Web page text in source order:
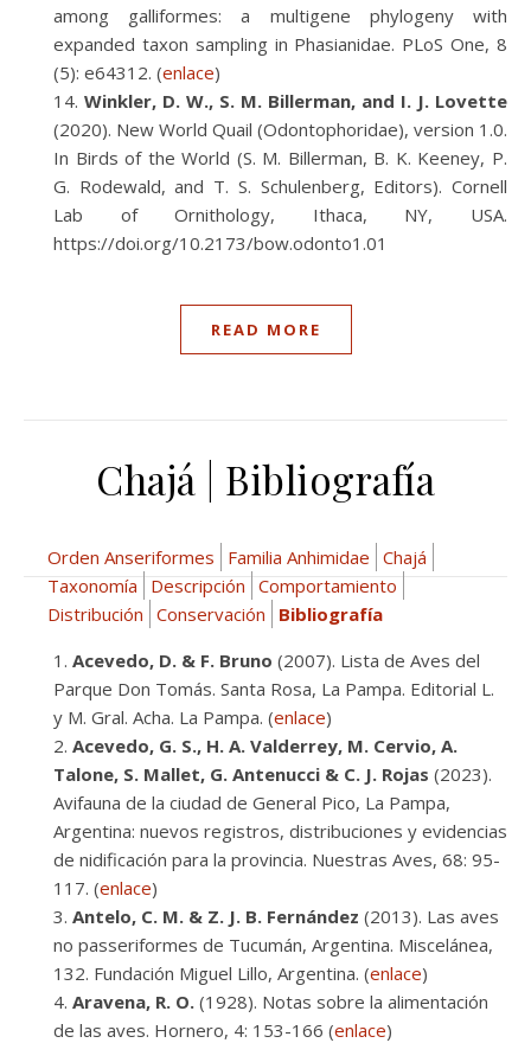
among galliformes: a multigene phylogeny with
expanded taxon sampling in Phasianidae. PLoS One, 8
(5): e64312. (enlace)
Winkler, D. W., S. M. Billerman, and I. J. Lovette
(2020). New World Quail (Odontophoridae), version 1.0.
In Birds of the World (S. M. Billerman, B. K. Keeney, P.
G. Rodewald, and T. S. Schulenberg, Editors). Cornell
Lab of Ornithology, Ithaca, NY, USA.
https://doi.org/10.2173/bow.odonto1.01
READ MORE
Chajá | Bibliografía
Orden Anseriformes Familia Anhimidae Chajá
Taxonomía
Descripción Comportamiento
Distribución Conservación
Bibliografía
Acevedo, D. & F. Bruno (2007). Lista de Aves del
Parque Don Tomás. Santa Rosa, La Pampa. Editorial L.
y M. Gral. Acha. La Pampa. (enlace)
Acevedo, G. S., H. A. Valderrey, M. Cervio, A.
Talone, S. Mallet, G. Antenucci & C. J. Rojas (2023).
Avifauna de la ciudad de General Pico, La Pampa,
Argentina: nuevos registros, distribuciones y evidencias
de nidificación para la provincia. Nuestras Aves, 68: 95-
117. (enlace)
Antelo, C. M. & Z. J. B. Fernández (2013). Las aves
no passeriformes de Tucumán, Argentina. Miscelánea,
132. Fundación Miguel Lillo, Argentina. (enlace)
Aravena, R. O. (1928). Notas sobre la alimentación
de las aves. Hornero, 4: 153-166 (enlace)